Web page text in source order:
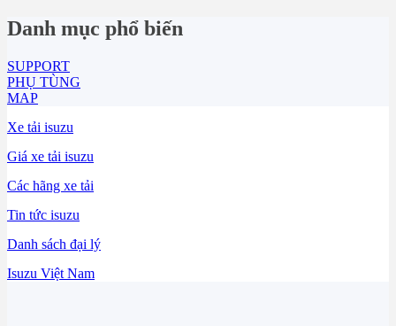
Danh mục phổ biến
SUPPORT
PHỤ TÙNG
MAP
Xe tải isuzu
Giá xe tải isuzu
Các hãng xe tải
Tin tức isuzu
Danh sách đại lý
Isuzu Việt Nam